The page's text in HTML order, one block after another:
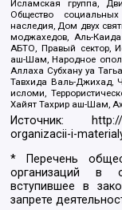
Исламская группа,
Общество
наследия, Дом двух
моджахедов, Аль-
АБТО, Правый сектор,
аш-Шам, Народное
Аллаха Субхану уа
Тавхида Валь-Джихад,
исломи,
Хайят Тахрир аш-Шам,
Источник:
organizacii-i-
* Перечень
организаций в
вступившее в
запрете